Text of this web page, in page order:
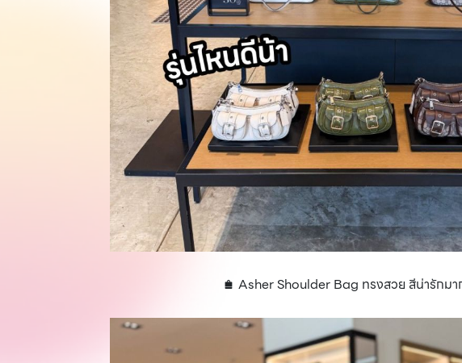
🛍️ Asher Shoulder Bag ทรงสวย สีน่ารักม